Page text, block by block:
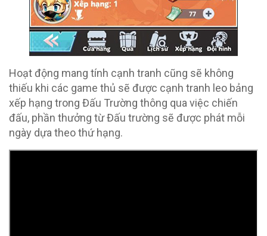
Hoạt động mang tính cạnh tranh cũng sẽ không
thiếu khi các game thủ sẽ được cạnh tranh leo bảng
xếp hạng trong Đấu Trường thông qua việc chiến
đấu, phần thưởng từ Đấu trường sẽ được phát mỗi
ngày dựa theo thứ hạng.